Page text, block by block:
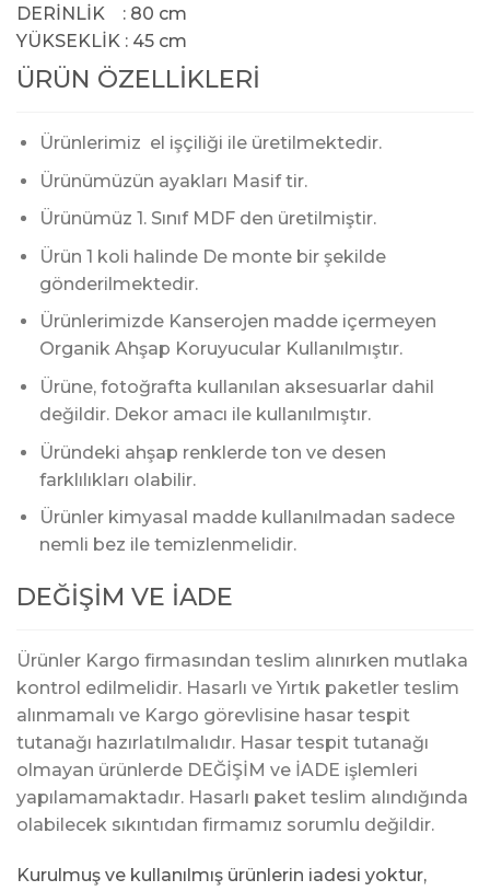
DERİNLİK : 80 cm
YÜKSEKLİK : 45 cm
ÜRÜN ÖZELLİKLERİ
Ürünlerimiz el işçiliği ile üretilmektedir.
Ürünümüzün ayakları Masif tir.
Ürünümüz 1. Sınıf MDF den üretilmiştir.
Ürün 1 koli halinde De monte bir şekilde
gönderilmektedir.
Ürünlerimizde Kanserojen madde içermeyen
Organik Ahşap Koruyucular Kullanılmıştır.
Ürüne, fotoğrafta kullanılan aksesuarlar dahil
değildir. Dekor amacı ile kullanılmıştır.
Üründeki ahşap renklerde ton ve desen
farklılıkları olabilir.
Ürünler kimyasal madde kullanılmadan sadece
nemli bez ile temizlenmelidir.
DEĞİŞİM VE İADE
Ürünler Kargo firmasından teslim alınırken mutlaka
kontrol edilmelidir. Hasarlı ve Yırtık paketler teslim
alınmamalı ve Kargo görevlisine hasar tespit
tutanağı hazırlatılmalıdır. Hasar tespit tutanağı
olmayan ürünlerde DEĞİŞİM ve İADE işlemleri
yapılamamaktadır. Hasarlı paket teslim alındığında
olabilecek sıkıntıdan firmamız sorumlu değildir.
Kurulmuş ve kullanılmış ürünlerin iadesi yoktur,